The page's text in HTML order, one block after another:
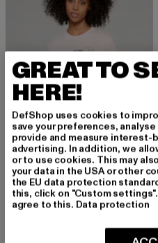
MERCHCODE
Ladies Minnie Loves Mickey
GREAT TO
HERE!
DefShop uses cookies to
save your preferences,
provide and measure interest-
advertising. In addition, we
or to use cookies. This may
your data in the USA or other
the EU data protection
this, click on "Custom
agree to this. Data protection